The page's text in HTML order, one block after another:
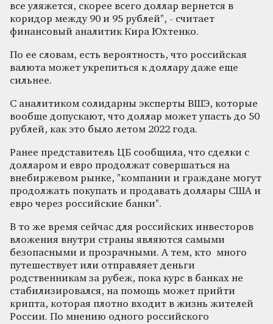
все уляжется, скорее всего доллар вернется в
коридор между 90 и 95 рублей", - считает
финансовый аналитикКира Юхтенко.
По ее словам, есть вероятность, что российская
валюта может укрепиться к доллару даже еще
сильнее.
С аналитиком солидарны эксперты ВШЭ, которые
вообще допускают, что доллар может упасть до 50
рублей, как это было летом 2022 года.
Ранее представитель ЦБ сообщила, что сделки с
долларом и евро продолжат совершаться на
внебиржевом рынке, "компании и граждане могут
продолжать покупать и продавать доллары США и
евро через российские банки".
В то же время сейчас для российских инвесторов
вложения внутри страны являются самыми
безопасными и прозрачными. А тем, кто много
путешествует или отправляет деньги
родственникам за рубеж, пока курс в банках не
стабилизировался, на помощь может прийти
крипта, которая плотно входит в жизнь жителей
России. По мнению одного российского